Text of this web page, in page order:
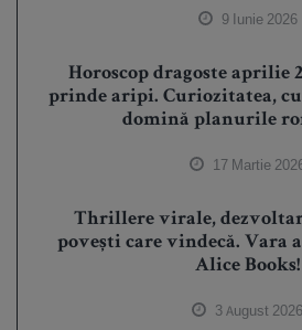
9 Iunie 2026
Horoscop dragoste aprilie
prinde aripi. Curiozitatea,
domină planurile
17 Martie
Thrillere virale,
povești care vindecă. Vara
Alice Books!
3 August 2026